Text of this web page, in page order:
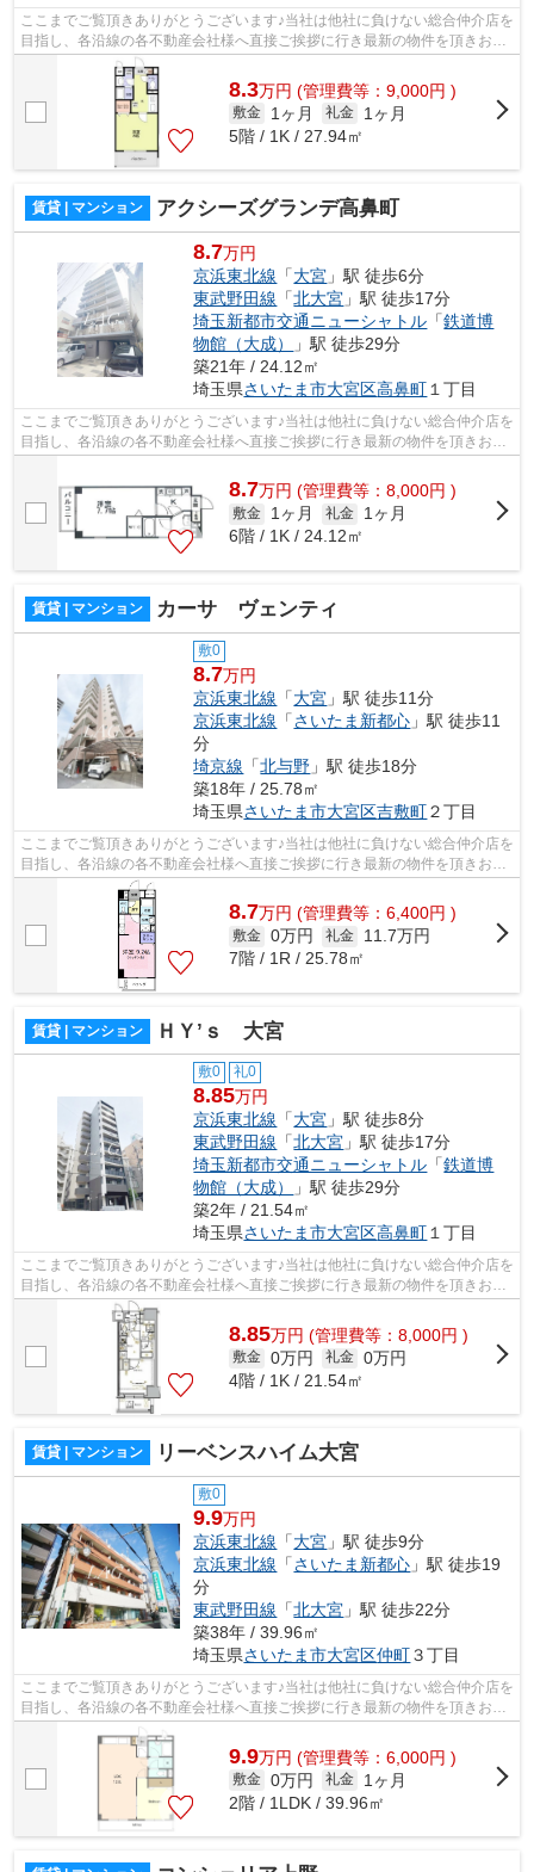
ここまでご覧頂きありがとうございます♪当社は他社に負けない総合仲介店を
目指し、各沿線の各不動産会社様へ直接ご挨拶に行き最新の物件を頂きお客
様へ提供しております！最新の情報は...
8.3万円 (管理費等：9,000円 )
敷金 1ヶ月 礼金
1ヶ月
5階 / 1K / 27.94㎡
賃貸 | マンション アクシーズグランデ高鼻町
8.7万円
京浜東北線 「大宮 」駅 徒歩6分
東武野田線 「北大宮 」駅 徒歩17分
埼玉新都市交通ニューシャトル 「鉄道博
物館（大成）
」駅 徒歩29分
築21年 / 24.12㎡
埼玉県さいたま市大宮区高鼻町 １丁目
ここまでご覧頂きありがとうございます♪当社は他社に負けない総合仲介店を
目指し、各沿線の各不動産会社様へ直接ご挨拶に行き最新の物件を頂きお客
様へ提供しております！最新の情報は...
8.7万円 (管理費等：8,000円 )
敷金 1ヶ月 礼金
1ヶ月
6階 / 1K / 24.12㎡
賃貸 | マンション カーサ ヴェンティ
敷0
8.7万円
京浜東北線 「大宮 」駅 徒歩11分
京浜東北線 「さいたま新都心 」駅 徒歩11
分
埼京線 「北与野 」駅 徒歩18分
築18年 / 25.78㎡
埼玉県さいたま市大宮区吉敷町２丁目
ここまでご覧頂きありがとうございます♪当社は他社に負けない総合仲介店を
目指し、各沿線の各不動産会社様へ直接ご挨拶に行き最新の物件を頂きお客
様へ提供しております！最新の情報は...
8.7万円 (管理費等：6,400円 )
敷金 0万円 礼金
11.7万円
7階 / 1R / 25.78㎡
賃貸 | マンション ＨＹ’ｓ 大宮
敷0 礼0
8.85万円
京浜東北線 「大宮 」駅 徒歩8分
東武野田線 「北大宮 」駅 徒歩17分
埼玉新都市交通ニューシャトル 「鉄道博
物館（大成）
」駅 徒歩29分
築2年 / 21.54㎡
埼玉県さいたま市大宮区高鼻町１丁目
ここまでご覧頂きありがとうございます♪当社は他社に負けない総合仲介店を
目指し、各沿線の各不動産会社様へ直接ご挨拶に行き最新の物件を頂きお客
様へ提供しております！最新の情報は...
8.85万円 (管理費等：8,000円 )
敷金 0万円 礼金 0万円
4階 / 1K / 21.54㎡
賃貸 | マンション リーベンスハイム大宮
敷0
9.9万円
京浜東北線 「大宮 」駅 徒歩9分
京浜東北線 「さいたま新都心 」駅 徒歩19
分
東武野田線 「北大宮 」駅 徒歩22分
築38年 / 39.96㎡
埼玉県さいたま市大宮区仲町３丁目
ここまでご覧頂きありがとうございます♪当社は他社に負けない総合仲介店を
目指し、各沿線の各不動産会社様へ直接ご挨拶に行き最新の物件を頂きお客
様へ提供しております！最新の情報は...
9.9万円 (管理費等：6,000円 )
敷金 0万円 礼金
1ヶ月
2階 / 1LDK / 39.96㎡